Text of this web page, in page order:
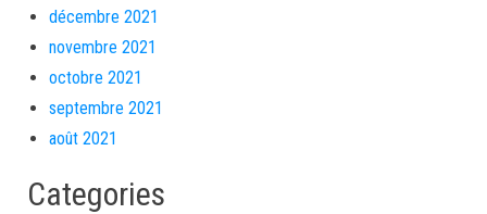
décembre 2021
novembre 2021
octobre 2021
septembre 2021
août 2021
Categories